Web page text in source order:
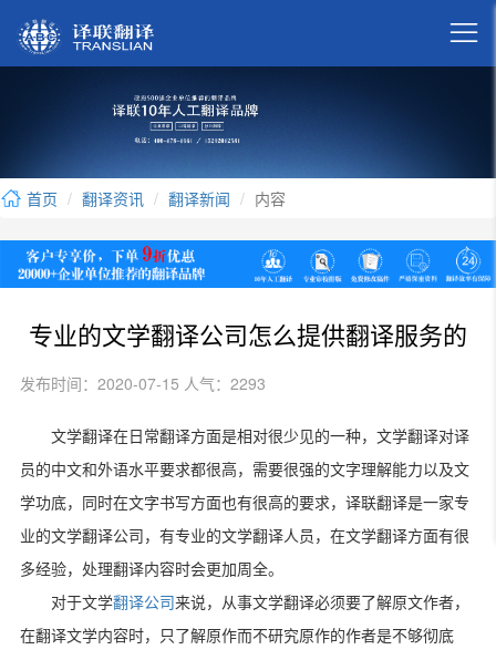

首页 翻译资讯 翻译新闻 内容
专业的文学翻译公司怎么提供翻译服务的
发布时间：2020-07-15 人气：2293
文学翻译在日常翻译方面是相对很少见的一种，文学翻译对译
员的中文和外语水平要求都很高，需要很强的文字理解能力以及文
学功底，同时在文字书写方面也有很高的要求，译联翻译是一家专
业的文学翻译公司，有专业的文学翻译人员，在文学翻译方面有很
多经验，处理翻译内容时会更加周全。
对于文学翻译公司 来说，从事文学翻译必须要了解原文作者，
在翻译文学内容时，只了解原作而不研究原作的作者是不够彻底